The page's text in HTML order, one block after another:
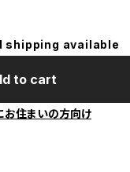
shipping available
to cart
お住まいの方向け